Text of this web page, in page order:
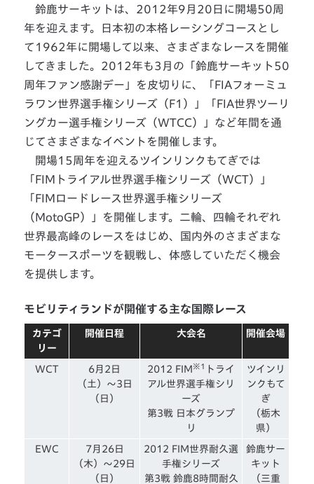
鈴鹿サーキットは、2012年9月20日に開場50周
年を迎えます。日本初の本格レーシングコースとし
て1962年に開場して以来、さまざまなレースを開催
してきました。2012年も3月の「鈴鹿サーキット50
周年ファン感謝デー」を皮切りに、「FIAフォーミュ
ラワン世界選手権シリーズ（F1）」「FIA世界ツーリ
ングカー選手権シリーズ（WTCC）」など年間を通
じてさまざまなイベントを開催します。
開場15周年を迎えるツインリンクもてぎでは
「FIMトライアル世界選手権シリーズ（WCT）」
「FIMロードレース世界選手権シリーズ
（MotoGP）」を開催します。二輪、四輪それぞれ
世界最高峰のレースをはじめ、国内外のさまざまな
モータースポーツを観戦し、体感していただく機会
を提供します。
モビリティランドが開催する主な国際レース
カテゴ
リー
開催日程 大会名 開催会場
WCT
6月2日
（土）〜3日
（日）
2012 FIM ※1
トライ
アル世界選手権シリ
ーズ
第3戦 日本グランプ
リ
ツインリ
ンクもて
ぎ
（栃木
県）
EWC
7月26日
（木）〜29日
（日）
2012 FIM世界耐久選
手権シリーズ
第3戦 鈴鹿8時間耐久
鈴鹿サー
キット
（三重